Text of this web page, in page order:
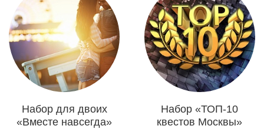
Набор для двоих
«Вместе навсегда»
Набор «ТОП-10
квестов Москвы»